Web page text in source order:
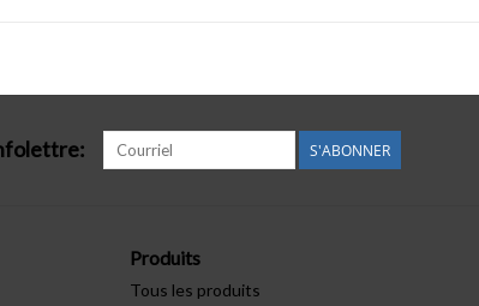
S'ABONNER
Produits
Tous les produits